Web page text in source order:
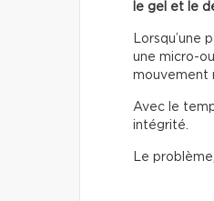
le gel et le
Lorsqu’une
une micro-
mouvement
Avec le
intégrité.
Le